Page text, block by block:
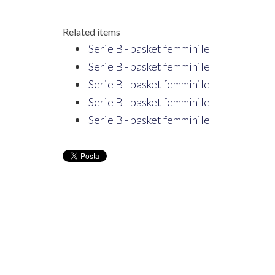
Related items
Serie B - basket femminile
Serie B - basket femminile
Serie B - basket femminile
Serie B - basket femminile
Serie B - basket femminile